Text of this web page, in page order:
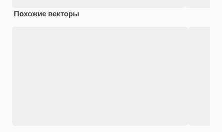
Похожие векторы